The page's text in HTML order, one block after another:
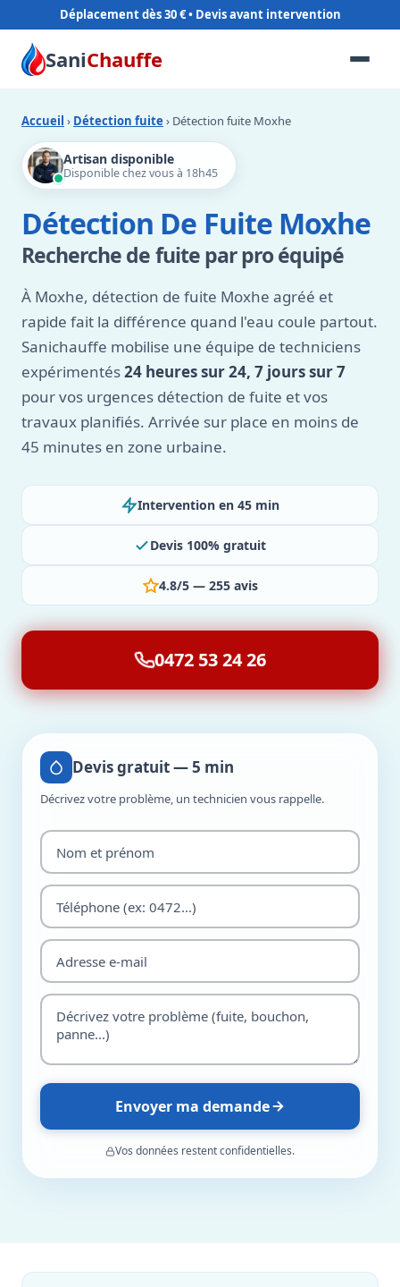
Déplacement dès 30 €
SaniChauffe
Accueil › Détection fuite › Détection fuite Moxhe
Artisan disponible
Disponible chez vous à 18h45
Détection De Fuite Moxhe
Recherche de fuite par pro équipé
À Moxhe, détection de fuite Moxhe agréé et
rapide fait la différence quand l'eau coule partout.
Sanichauffe mobilise une équipe de techniciens
expérimentés24 heures sur 24, 7 jours sur 7
pour vos urgences détection de fuite et vos
travaux planifiés. Arrivée sur place en moins de
45 minutes en zone urbaine.
Intervention en 45 min
Devis 100% gratuit
4.8/5 — 255 avis
0472 53 24 26
Devis gratuit — 5 min
Décrivez votre problème, un technicien vous rappelle.
Envoyer ma demande
Vos données restent confidentielles.